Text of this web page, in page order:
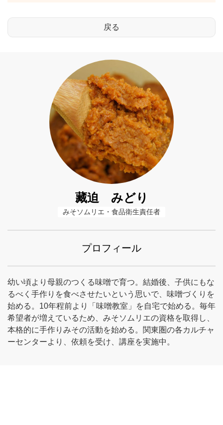
藏迫 みどり
みそソムリエ・食品衛生責任者
プロフィール
幼い頃より母親のつくる味噌で育つ。結婚後、子供にもな
るべく手作りを食べさせたいという思いで、味噌づくりを
始める。10年程前より「味噌教室」を自宅で始める。毎年
希望者が増えているため、みそソムリエの資格を取得し、
本格的に手作りみその活動を始める。関東圏の各カルチャ
ーセンターより、依頼を受け、講座を実施中。